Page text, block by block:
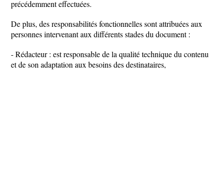
précédemment effectuées.
De plus, des responsabilités fonctionnelles sont attribuées aux
personnes intervenant aux différents stades du document :
- Rédacteur : est responsable de la qualité technique du contenu
et de son adaptation aux besoins des destinataires,